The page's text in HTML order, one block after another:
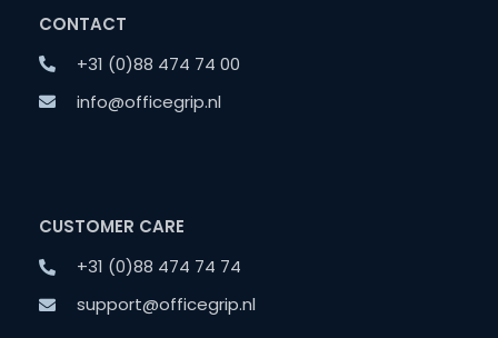
CONTACT
+31 (0)88 474 74 00
info@officegrip.nl
CUSTOMER CARE
+31 (0)88 474 74 74
support@officegrip.nl